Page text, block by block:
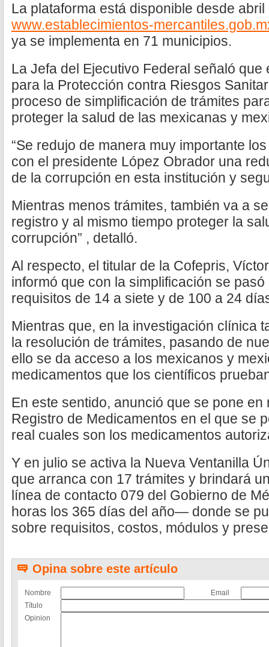
La plataforma está disponible desde abril
www.establecimientos-
ya se implementa en 71 municipios.
La Jefa del Ejecutivo Federal señaló que
para la Protección contra Riesgos
proceso de simplificación de trámites
proteger la salud de las mexicanas y
“Se redujo de manera muy importante
con el presidente López Obrador una
de la corrupción en esta institución y
Mientras menos trámites, también va a
registro y al mismo tiempo proteger la
corrupción” , detalló.
Al respecto, el titular de la Cofepris,
informó que con la simplificación se
requisitos de 14 a siete y de 100 a 24
Mientras que, en la investigación clínica
la resolución de trámites, pasando de
ello se da acceso a los mexicanos y
medicamentos que los científicos
En este sentido, anunció que se pone en
Registro de Medicamentos en el que se
real cuales son los medicamentos
Y en julio se activa la Nueva Ventanilla
que arranca con 17 trámites y brindará
línea de contacto 079 del Gobierno de
horas los 365 días del año— donde se
sobre requisitos, costos, módulos y
Opina sobre este artículo
Nombre
Email
Título
Opinion